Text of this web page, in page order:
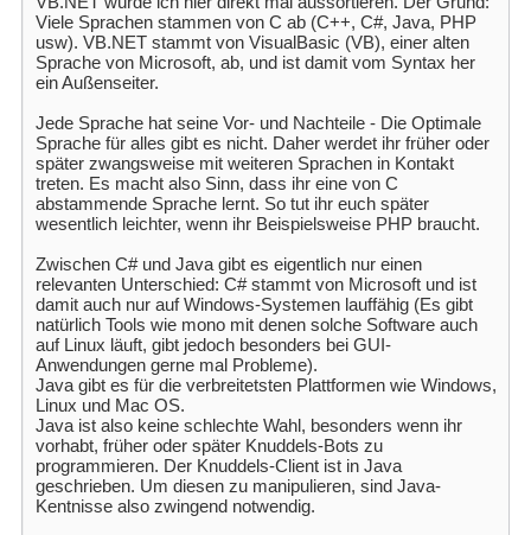
Viele Sprachen stammen von C ab (C++, C#, Java, PHP
usw). VB.NET stammt von VisualBasic (VB), einer alten
Sprache von Microsoft, ab, und ist damit vom Syntax her
ein Außenseiter.
Jede Sprache hat seine Vor- und Nachteile - Die Optimale
Sprache für alles gibt es nicht. Daher werdet ihr früher oder
später zwangsweise mit weiteren Sprachen in Kontakt
treten. Es macht also Sinn, dass ihr eine von C
abstammende Sprache lernt. So tut ihr euch später
wesentlich leichter, wenn ihr Beispielsweise PHP braucht.
Zwischen C# und Java gibt es eigentlich nur einen
relevanten Unterschied: C# stammt von Microsoft und ist
damit auch nur auf Windows-Systemen lauffähig (Es gibt
natürlich Tools wie mono mit denen solche Software auch
auf Linux läuft, gibt jedoch besonders bei GUI-
Anwendungen gerne mal Probleme).
Java gibt es für die verbreitetsten Plattformen wie Windows,
Linux und Mac OS.
Java ist also keine schlechte Wahl, besonders wenn ihr
vorhabt, früher oder später Knuddels-Bots zu
programmieren. Der Knuddels-Client ist in Java
geschrieben. Um diesen zu manipulieren, sind Java-
Kentnisse also zwingend notwendig.